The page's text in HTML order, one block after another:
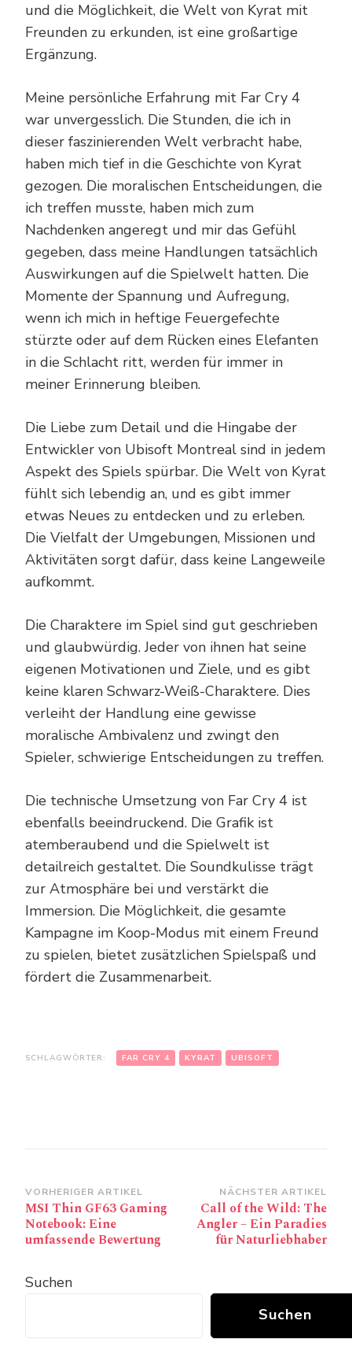
und die Möglichkeit, die Welt von Kyrat mit
Freunden zu erkunden, ist eine großartige
Ergänzung.
Meine persönliche Erfahrung mit Far Cry 4
war unvergesslich. Die Stunden, die ich in
dieser faszinierenden Welt verbracht habe,
haben mich tief in die Geschichte von Kyrat
gezogen. Die moralischen Entscheidungen, die
ich treffen musste, haben mich zum
Nachdenken angeregt und mir das Gefühl
gegeben, dass meine Handlungen tatsächlich
Auswirkungen auf die Spielwelt hatten. Die
Momente der Spannung und Aufregung,
wenn ich mich in heftige Feuergefechte
stürzte oder auf dem Rücken eines Elefanten
in die Schlacht ritt, werden für immer in
meiner Erinnerung bleiben.
Die Liebe zum Detail und die Hingabe der
Entwickler von Ubisoft Montreal sind in jedem
Aspekt des Spiels spürbar. Die Welt von Kyrat
fühlt sich lebendig an, und es gibt immer
etwas Neues zu entdecken und zu erleben.
Die Vielfalt der Umgebungen, Missionen und
Aktivitäten sorgt dafür, dass keine Langeweile
aufkommt.
Die Charaktere im Spiel sind gut geschrieben
und glaubwürdig. Jeder von ihnen hat seine
eigenen Motivationen und Ziele, und es gibt
keine klaren Schwarz-Weiß-Charaktere. Dies
verleiht der Handlung eine gewisse
moralische Ambivalenz und zwingt den
Spieler, schwierige Entscheidungen zu treffen.
Die technische Umsetzung von Far Cry 4 ist
ebenfalls beeindruckend. Die Grafik ist
atemberaubend und die Spielwelt ist
detailreich gestaltet. Die Soundkulisse trägt
zur Atmosphäre bei und verstärkt die
Immersion. Die Möglichkeit, die gesamte
Kampagne im Koop-Modus mit einem Freund
zu spielen, bietet zusätzlichen Spielspaß und
fördert die Zusammenarbeit.
SCHLAGWÖRTER: FAR CRY 4 KYRAT UBISOFT
Beitragsnavigation
VORHERIGER ARTIKEL
MSI Thin GF63 Gaming
Notebook: Eine
umfassende Bewertung
NÄCHSTER ARTIKEL
Call of the Wild: The
Angler – Ein Paradies
für Naturliebhaber
Suchen
Suchen